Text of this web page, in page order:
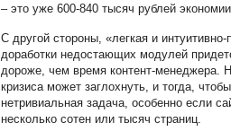
– это уже 600-840 тысяч рублей
С другой стороны, «легкая и
доработки недостающих модулей
дороже, чем время контент-менеджера.
кризиса может заглохнуть, и тогда,
нетривиальная задача, особенно если
несколько сотен или тысяч страниц.